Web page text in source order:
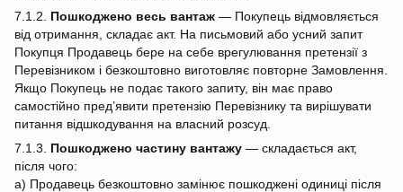
7.1.2. Пошкоджено весь вантаж — Покупець відмовляється
від отримання, складає акт. На письмовий або усний запит
Покупця Продавець бере на себе врегулювання претензії з
Перевізником і безкоштовно виготовляє повторне Замовлення.
Якщо Покупець не подає такого запиту, він має право
самостійно пред’явити претензію Перевізнику та вирішувати
питання відшкодування на власний розсуд.
7.1.3. Пошкоджено частину вантажу — складається акт,
після чого:
a) Продавець безкоштовно замінює пошкоджені одиниці після